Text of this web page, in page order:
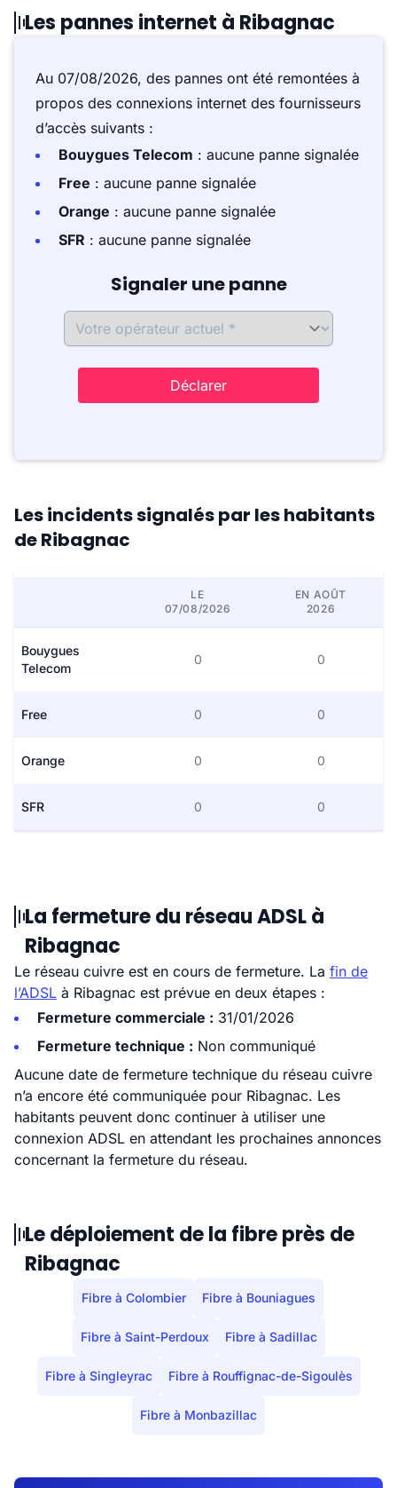
Les pannes internet à Ribagnac
Au 07/08/2026, des pannes ont été remontées à
propos des connexions internet des fournisseurs
d’accès suivants :
Bouygues Telecom : aucune panne signalée
Free : aucune panne signalée
Orange : aucune panne signalée
SFR : aucune panne signalée
Signaler une panne
Déclarer
Les incidents signalés par les habitants
de Ribagnac
LE
07/08/2026
EN AOÛT
2026
Bouygues
Telecom
0 0
Free 0 0
Orange 0 0
SFR 0 0
La fermeture du réseau ADSL à
Ribagnac
Le réseau cuivre est en cours de fermeture. La fin de
l’ADSL à Ribagnac est prévue en deux étapes :
Fermeture commerciale : 31/01/2026
Fermeture technique : Non communiqué
Aucune date de fermeture technique du réseau cuivre
n’a encore été communiquée pour Ribagnac. Les
habitants peuvent donc continuer à utiliser une
connexion ADSL en attendant les prochaines annonces
concernant la fermeture du réseau.
Le déploiement de la fibre près de
Ribagnac
Fibre à Colombier Fibre à Bouniagues
Fibre à Saint-Perdoux Fibre à Sadillac
Fibre à Singleyrac Fibre à Rouffignac-de-Sigoulès
Fibre à Monbazillac